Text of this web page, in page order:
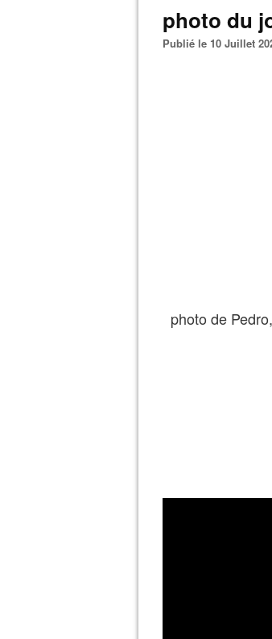
photo du
Publié le 10 Juillet
photo de